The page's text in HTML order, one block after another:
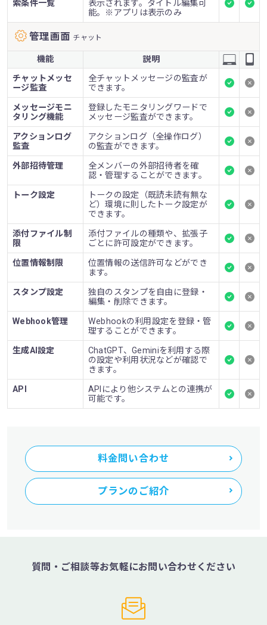
索条件一覧
表示されます。タイトル編集可
能。※アプリは表示のみ
管理画面 チャット
機能
説明
チャットメッセ
ージ監査
全チャットメッセージの監査が
できます。
メッセージモニ
タリング機能
登録したモニタリングワードで
メッセージ監査ができます。
アクションログ
監査
アクションログ（全操作ログ）
の監査ができます。
外部招待管理
全メンバーの外部招待者を確
認・管理することができます。
トーク設定
トークの設定（既読未読有無な
ど）環境に則したトーク設定が
できます。
添付ファイル制
限
添付ファイルの種類や、拡張子
ごとに許可設定ができます。
位置情報制限
位置情報の送信許可などができ
ます。
スタンプ設定
独自のスタンプを自由に登録・
編集・削除できます。
Webhook管理
Webhookの利用設定を登録・管
理することができます。
生成AI設定
ChatGPT、Geminiを利用する際
の設定や利用状況などが確認で
きます。
API
APIにより他システムとの連携が
可能です。
料金問い合わせ
プランのご紹介
質問・ご相談等お気軽にお問い合わせください